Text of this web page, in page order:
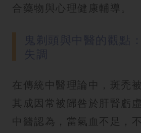
合藥物與心理健康輔導。
在傳統中醫理論中，斑禿被
其成因常被歸咎於肝腎虧
中醫認為，當氣血不足，